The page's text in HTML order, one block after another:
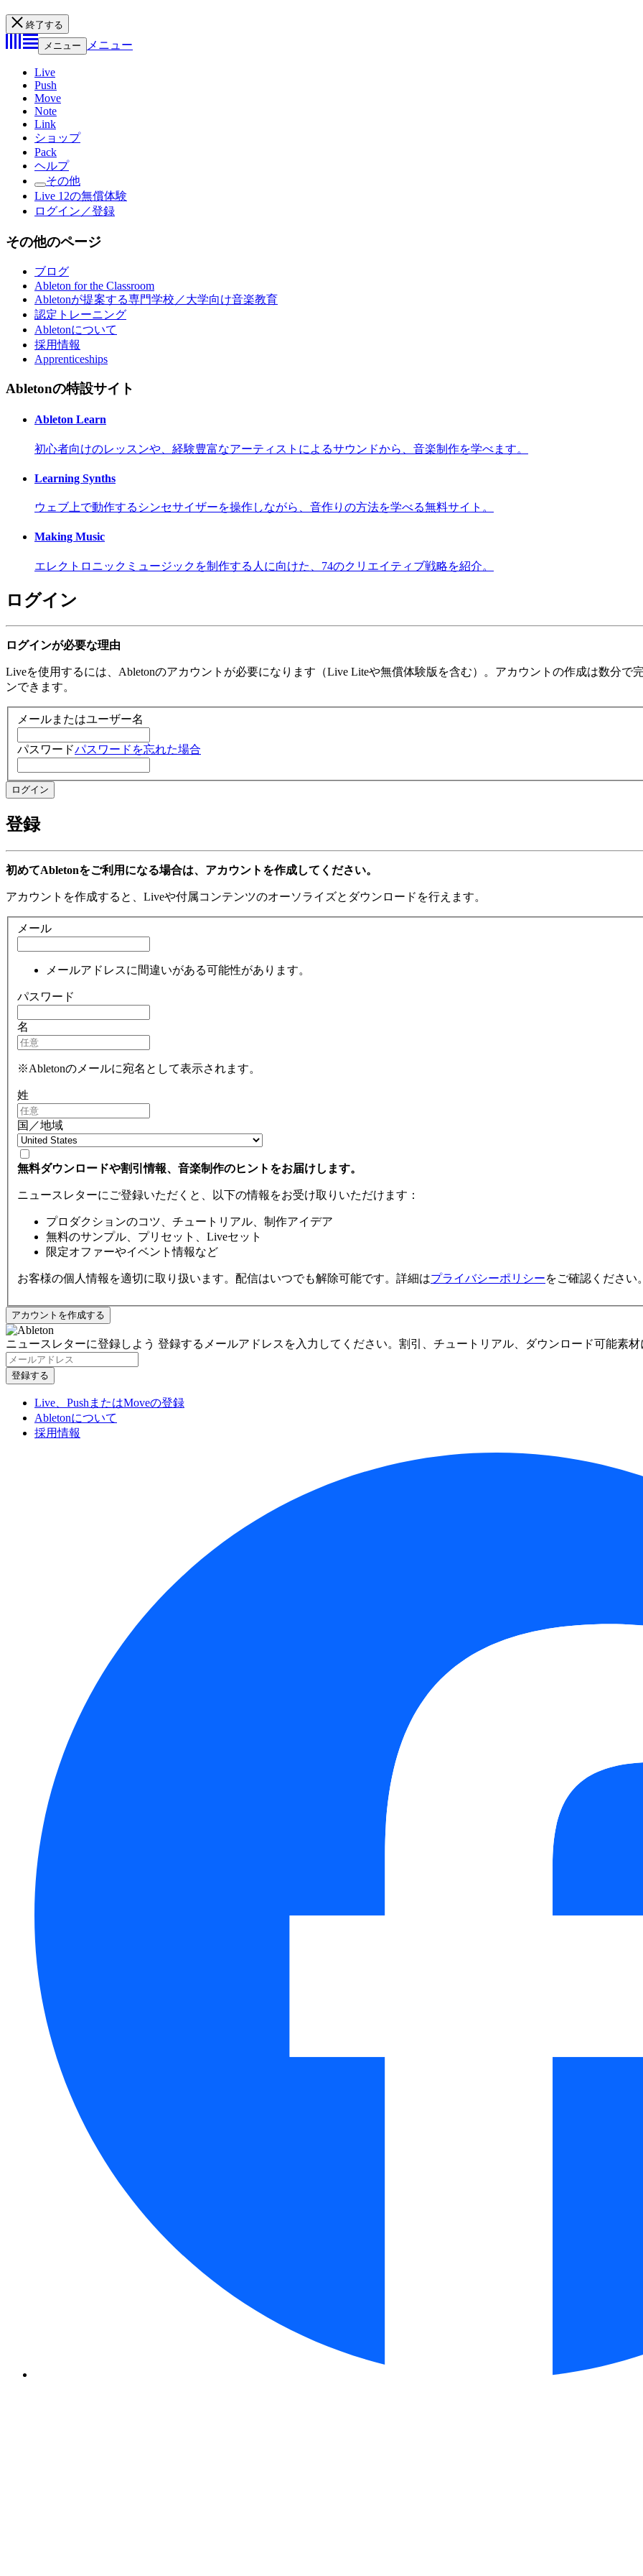
終了する
メニュー
メニュー
Live
Push
Move
Note
Link
ショップ
Pack
ヘルプ
その他
Live 12の無償体験
ログイン／登録
その他のページ
ブログ
Ableton for the Classroom
Abletonが提案する専門学校／大学向け音楽教育
認定トレーニング
Abletonについて
採用情報
Apprenticeships
Abletonの特設サイト
Ableton Learn
初心者向けのレッスンや、経験豊富なアーティストによるサウンドから、音楽制作を学べます。
Learning Synths
ウェブ上で動作するシンセサイザーを操作しながら、音作りの方法を学べる無料サイト。
Making Music
エレクトロニックミュージックを制作する人に向けた、74のクリエイティブ戦略を紹介。
ログイン
ログインが必要な理由
Liveを使用するには、Abletonのアカウントが必要になります（Live Liteや無償体験版を含む）。アカウントの作成は数分
ンできます。
メールまたはユーザー名
パスワードパスワードを忘れた場合
登録
初めてAbletonをご利用になる場合は、アカウントを作成してください。
アカウントを作成すると、Liveや付属コンテンツのオーソライズとダウンロードを行えます。
メール
メールアドレスに間違いがある可能性があります。
パスワード
名
※Abletonのメールに宛名として表示されます。
姓
国／地域
無料ダウンロードや割引情報、音楽制作のヒントをお届けします。
ニュースレターにご登録いただくと、以下の情報をお受け取りいただけます：
プロダクションのコツ、チュートリアル、制作アイデア
無料のサンプル、プリセット、Liveセット
限定オファーやイベント情報など
お客様の個人情報を適切に取り扱います。配信はいつでも解除可能です。詳細はプライバシーポリシーをご確認ください
ニュースレターに登録しよう 登録するメールアドレスを入力してください。割引、チュートリアル、ダウンロード可能素
Live、PushまたはMoveの登録
Abletonについて
採用情報